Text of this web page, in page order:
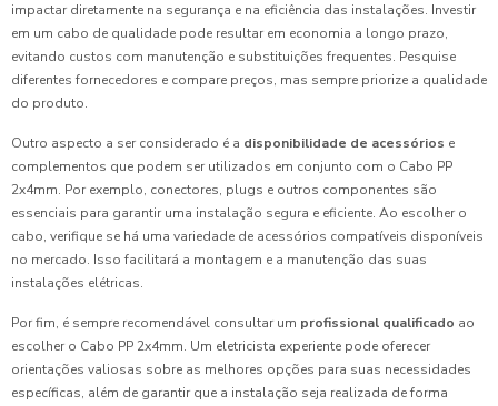
impactar diretamente na segurança e na eficiência das instalações. Investir
em um cabo de qualidade pode resultar em economia a longo prazo,
evitando custos com manutenção e substituições frequentes. Pesquise
diferentes fornecedores e compare preços, mas sempre priorize a qualidade
do produto.
Outro aspecto a ser considerado é a disponibilidade de acessórios e
complementos que podem ser utilizados em conjunto com o Cabo PP
2x4mm. Por exemplo, conectores, plugs e outros componentes são
essenciais para garantir uma instalação segura e eficiente. Ao escolher o
cabo, verifique se há uma variedade de acessórios compatíveis disponíveis
no mercado. Isso facilitará a montagem e a manutenção das suas
instalações elétricas.
Por fim, é sempre recomendável consultar um profissional qualificado ao
escolher o Cabo PP 2x4mm. Um eletricista experiente pode oferecer
orientações valiosas sobre as melhores opções para suas necessidades
específicas, além de garantir que a instalação seja realizada de forma